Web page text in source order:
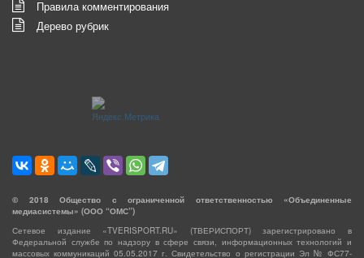
Правила комментирования
Дерево рубрик
© 2018 Общество с ограниченной ответственностью «Объединенные
медиасистемы» (ООО “ОМС”)
Сетевое издание «TVERISPORT.RU» (ТВЕРИСПОРТ) зарегистрировано в
Федеральной службе по надзору в сфере связи, информационных технологий и
массовых коммуникаций 05.05.2017 г. Свидетельство о регистрации Эл № ФС77-